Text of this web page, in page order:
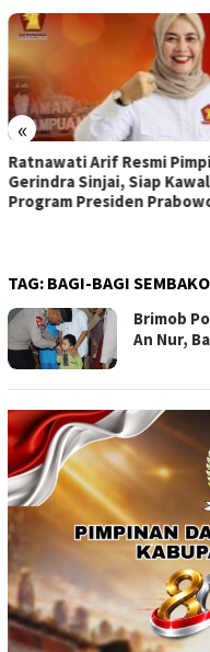
«
Ratnawati Arif Resmi
Gerindra Sinjai, Siap Kawal
Program Presiden
TAG: BAGI-BAGI
Brimob
An Nur,